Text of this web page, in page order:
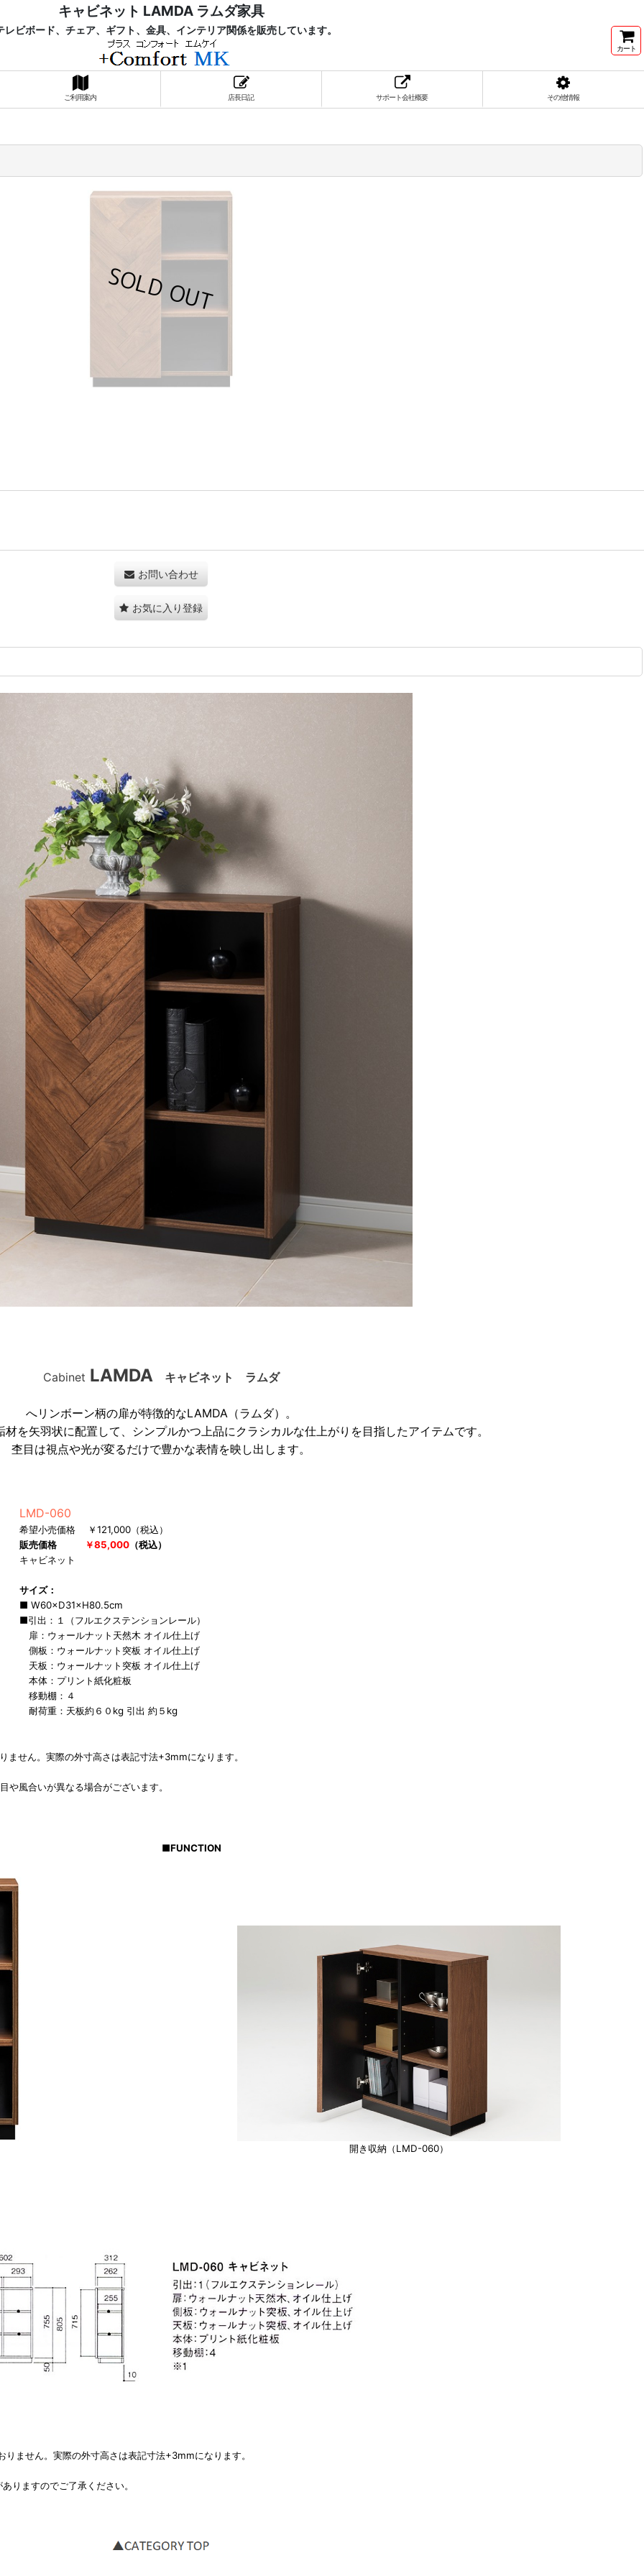
キャビネット LAMDA ラムダ家具
ビボード、チェア、ギフト、金具、インテリア関係を販売しています。
カート
ご利用案内 店長日記 サポート会社概要 その他情報
お問い合わせ
お気に入り登録
Cabinet LAMDA キャビネット ラムダ
へリンボーン柄の扉が特徴的なLAMDA（ラムダ）。
を矢羽状に配置して、シンプルかつ上品にクラシカルな仕上がりを目指したアイテムです。
杢目は視点や光が変るだけで豊かな表情を映し出します。
LMD-060
希望小売価格 ￥121,000（税込）
販売価格
￥85,000 （税込）
キャビネット
サイズ：
■ W60×D31×H80.5cm
■引出：１（フルエクステンションレール）
扉：ウォールナット天然木 オイル仕上げ
側板：ウォールナット突板 オイル仕上げ
天板：ウォールナット突板 オイル仕上げ
本体：プリント紙化粧板
移動棚：４
耐荷重：天板約６０kg 引出 約５kg
実際の外寸高さは表記寸法+3mmになります。
いが異なる場合がございます。
■FUNCTION
開き収納（LMD-060）
。実際の外寸高さは表記寸法+3mmになります。
すのでご了承ください。